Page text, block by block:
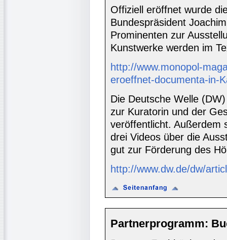
Offiziell eröffnet wurde
Bundespräsident
Prominenten zur
Kunstwerke werden im
http://www.monopol-
eroeffnet-documenta-in-
Die Deutsche Welle
zur Kuratorin und der
veröffentlicht. Außerdem
drei Videos über die
gut zur Förderung des
http://www.dw.de/dw/
Partnerprogramm: